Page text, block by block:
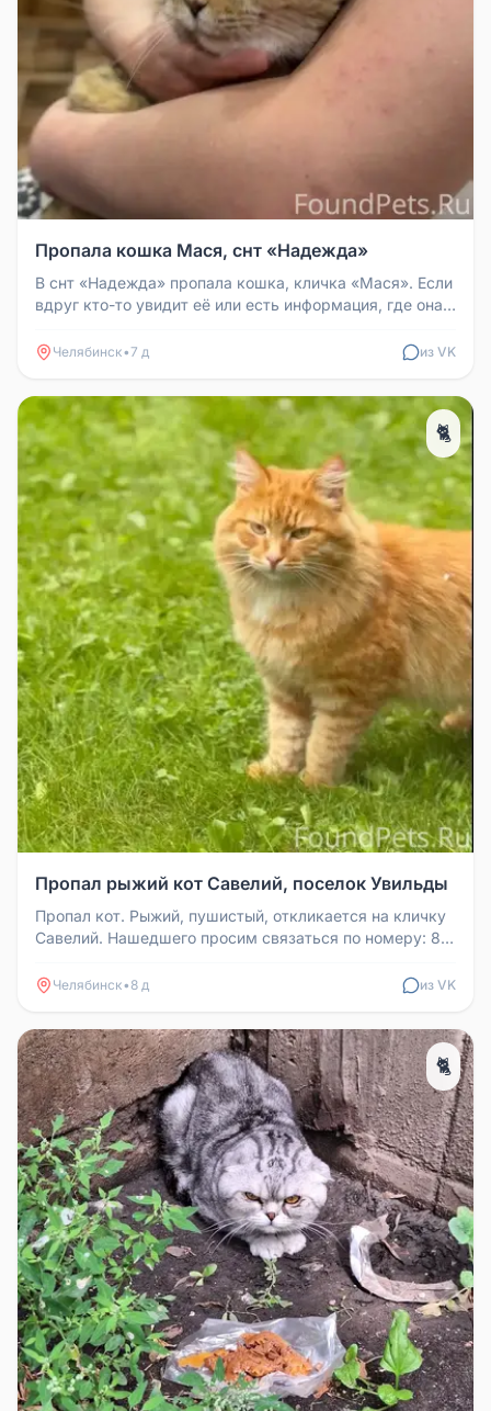
Пропала кошка Мася, снт «Надежда»
В снт «Надежда» пропала кошка, кличка «Мася». Если
вдруг кто-то увидит её или есть информация, где она в
Челябинск•7 д из VK
🐈
Пропал рыжий кот Савелий, поселок Увильды
Пропал кот. Рыжий, пушистый, откликается на кличку
Савелий. Нашедшего просим связаться по номеру: 8
Челябинск• 8 д из VK
🐈